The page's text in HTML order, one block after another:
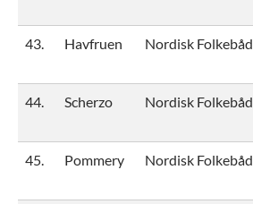
43. Havfruen Nordisk Folkebåd
44. Scherzo Nordisk Folkebåd
45. Pommery Nordisk Folkebåd